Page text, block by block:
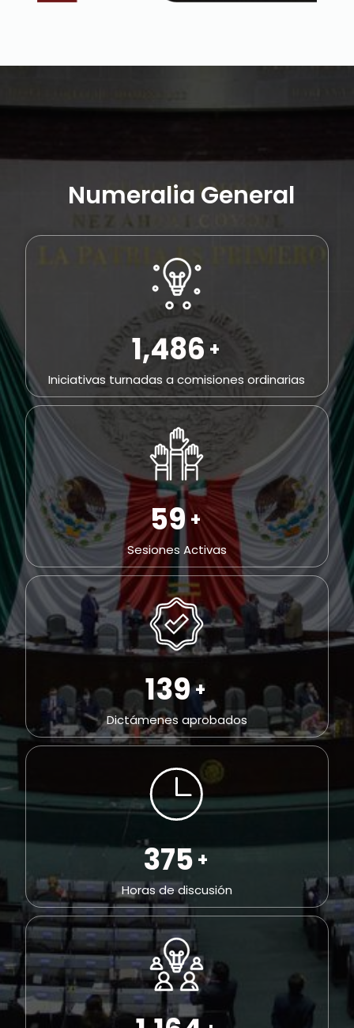
Numeralia General
1,988+
Iniciativas turnadas a comisiones ordinarias
85+
Sesiones Activas
202+
Dictámenes aprobados
547+
Horas de discusión